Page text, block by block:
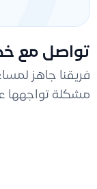
تواصل مع
فريقنا جاهز
مشكلة تواجهها